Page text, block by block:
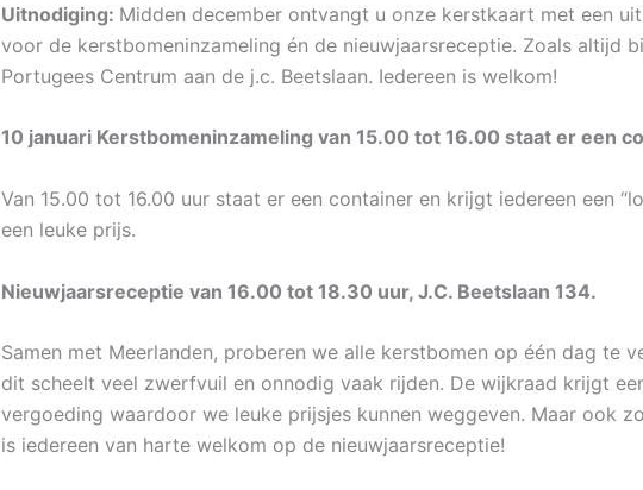
Uitnodiging: Midden december ontvangt u onze kerstkaart met een
voor de kerstbomeninzameling én de nieuwjaarsreceptie. Zoals altijd
Portugees Centrum aan de j.c. Beetslaan. Iedereen is welkom!
10 januari Kerstbomeninzameling van 15.00 tot 16.00 staat er een
Van 15.00 tot 16.00 uur staat er een container en krijgt iedereen een
een leuke prijs.
Nieuwjaarsreceptie van 16.00 tot 18.30 uur, J.C. Beetslaan 134.
Samen met Meerlanden, proberen we alle kerstbomen op één dag te
dit scheelt veel zwerfvuil en onnodig vaak rijden. De wijkraad krijgt
vergoeding waardoor we leuke prijsjes kunnen weggeven. Maar ook
is iedereen van harte welkom op de nieuwjaarsreceptie!